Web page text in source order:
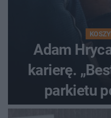
Adam
karierę.
parkietu